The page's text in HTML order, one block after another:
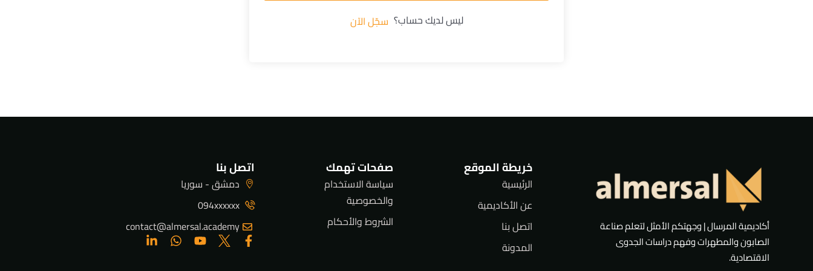
ليس لديك حساب؟ سجّل الآن
أكاديمية المرسال | وجهتكم الأمثل لتعلم صناعة
الصابون والمطهرات وفهم دراسات الجدوى
الاقتصادية.
خريطة الموقع
الرئيسية
عن الأكاديمية
اتصل بنا
المدونة
صفحات تهمك
سياسة الاستخدام
والخصوصية
الشروط والأحكام
اتصل بنا
دمشق - سوريا
094xxxxxx
contact@almersal.academy